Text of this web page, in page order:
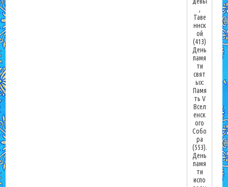
,
Таве
ннск
ой
(413)
День
памя
ти
свят
ых:
Памя
ть V
Всел
енск
ого
Собо
ра
(553).
День
памя
ти
испо